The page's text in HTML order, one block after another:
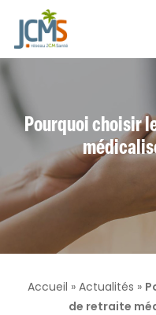
main
Pourquoi choisir
Accueil »Actualités »
de retraite